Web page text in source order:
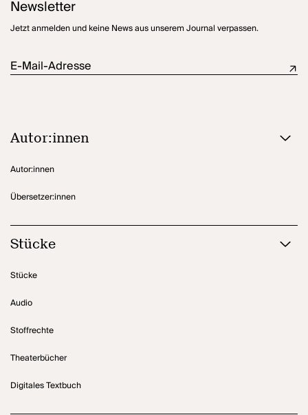
bietet für eine Reise durch die Natur voller Klang, Rhythmik und
phantasievollen Sprachbildern. Inspiriert hat die Autorin Hans
und
ihrer Großmutter.
Newsletter
Jetzt anmelden und keine News aus unserem Journal verpassen.
E-Mail-Adresse
Autor:innen
Autor:innen
Übersetzer:innen
Stücke
Stücke
Audio
Stoffrechte
Theaterbücher
Digitales Textbuch